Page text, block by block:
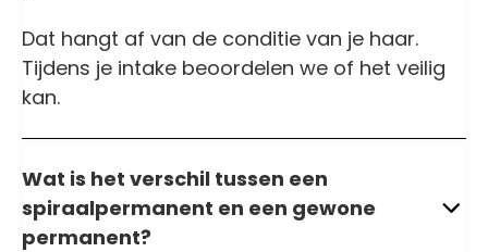
Dat hangt af van de conditie van je haar.
Tijdens je intake beoordelen we of het veilig
kan.
Wat is het verschil tussen een
spiraalpermanent en een gewone
permanent?